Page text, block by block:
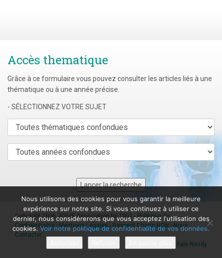
Accès thematique
Grâce à ce formulaire vous pouvez consulter les articles liés à une
thématique ou à une année précise.
- SÉLECTIONNEZ VOTRE SUJET
Nous utilisons des cookies pour vous garantir la meilleure
expérience sur notre site. Si vous continuez à utiliser ce
dernier, nous considérerons que vous acceptez l'utilisation des
cookies.Voir notre politique de confidentialité de vos données.
Copyright 2006 JOFdF Association loi 1901 -Politique de
Confidentialité - Mentions Légales - Respect Charte HON - Nous
Contacter
Agence digitale Nasdy